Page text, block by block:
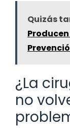
Quizás
¿La
no